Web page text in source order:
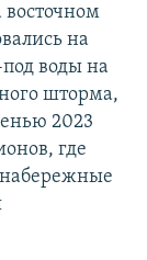
на
воды на
шторма,
2023
где